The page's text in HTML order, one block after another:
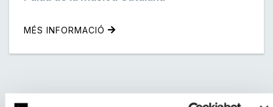
MÉS INFORMACIÓ